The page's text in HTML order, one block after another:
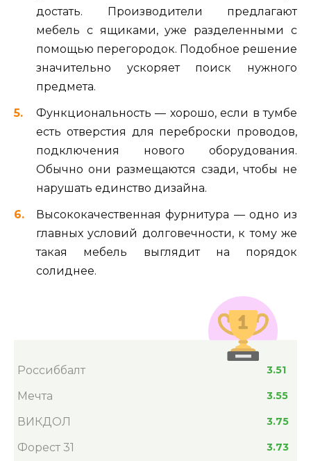
достать. Производители предлагают
мебель с ящиками, уже разделенными с
помощью перегородок. Подобное решение
значительно ускоряет поиск нужного
предмета.
Функциональность — хорошо, если в тумбе
есть отверстия для переброски проводов,
подключения нового оборудования.
Обычно они размещаются сзади, чтобы не
нарушать единство дизайна.
Высококачественная фурнитура — одно из
главных условий долговечности, к тому же
такая мебель выглядит на порядок
солиднее.
Россиббалт 3.51
Мечта 3.55
ВИКДОЛ 3.75
Форест 31 3.73